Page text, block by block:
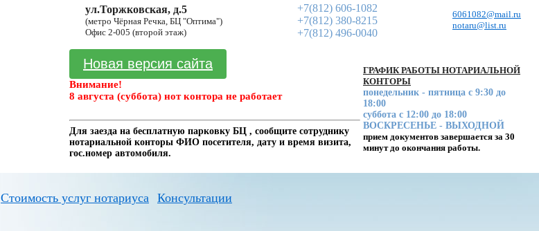
ул.Торжковская, д.5
(метро Чёрная Речка, БЦ "Оптима")
Офис 2-005 (второй этаж)
+7(812) 606-1082
+7(812) 380-8215
+7(812) 496-0040
6061082@mail.ru
notaru@list.ru
Новая версия сайта
Внимание!
8 августа (суббота) нот контора не работает
Для заезда на бесплатную парковку БЦ , сообщите сотруднику
нотариальной конторы ФИО посетителя, дату и время визита,
гос.номер автомобиля.
ГРАФИК РАБОТЫ НОТАРИАЛЬНОЙ
КОНТОРЫ
понедельник - пятница с 9:30 до
18:00
суббота с 12:00 до 18:00
ВОСКРЕСЕНЬЕ - ВЫХОДНОЙ
прием документов завершается за 30
минут до окончания работы.
Стоимость услуг нотариуса Консультации